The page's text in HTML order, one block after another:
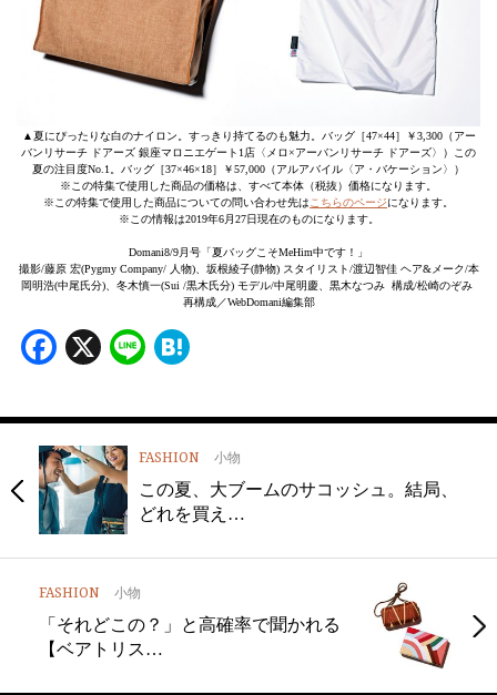
▲夏にぴったりな白のナイロン。すっきり持てるのも魅力。バッグ［47×44］￥3,300（アー
バンリサーチ ドアーズ 銀座マロニエゲート1店〈メロ×アーバンリサーチ ドアーズ〉）この
夏の注目度No.1。バッグ［37×46×18］￥57,000（アルアバイル〈ア・バケーション〉）
※この特集で使用した商品の価格は、すべて本体（税抜）価格になります。
※この特集で使用した商品についての問い合わせ先は こちらのページになります。
※この情報は2019年6月27日現在のものになります。
Domani8/9月号「夏バッグこそMeHim中です！」
撮影/藤原 宏(Pygmy Company/ 人物)、坂根綾子(静物) スタイリスト/渡辺智佳 ヘア&メーク/本
岡明浩(中尾氏分)、冬木慎一(Sui /黒木氏分) モデル/中尾明慶、黒木なつみ 構成/松崎のぞみ
再構成／WebDomani編集部
Facebook
X Line
FASHION 小物
この夏、大ブームのサコッシュ。結局、
どれを買え…
FASHION 小物
「それどこの？」と高確率で聞かれる
【ベアトリス…